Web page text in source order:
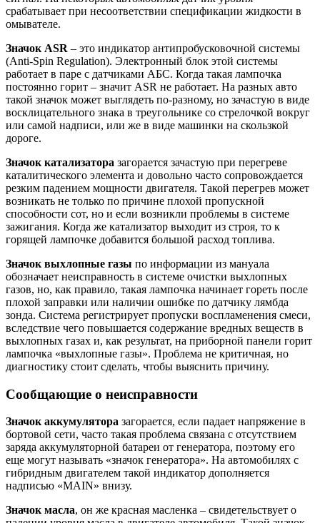
срабатывает при несоответствии спецификации жидкости в
омывателе.
Значок ASR – это индикатор антипробусковочной системы
(Anti-Spin Regulation). Электронный блок этой системы
работает в паре с датчиками АБС. Когда такая лампочка
постоянно горит – значит ASR не работает. На разных авто
такой значок может выглядеть по-разному, но зачастую в виде
восклицательного знака в треугольнике со стрелочкой вокруг
или самой надписи, или же в виде машинки на скользкой
дороге.
Значок катализатора загорается зачастую при перегреве
каталитического элемента и довольно часто сопровождается
резким падением мощности двигателя. Такой перегрев может
возникать не только по причине плохой пропускной
способности сот, но и если возникли проблемы в системе
зажигания. Когда же катализатор выходит из строя, то к
горящей лампочке добавится большой расход топлива.
Значок выхлопные газы по информации из мануала
обозначает неисправность в системе очистки выхлопных
газов, но, как правило, такая лампочка начинает гореть после
плохой заправки или наличии ошибке по датчику лямбда
зонда. Система регистрирует пропуски воспламенения смеси,
вследствие чего повышается содержание вредных веществ в
выхлопных газах и, как результат, на приборной панели горит
лампочка «выхлопные газы». Проблема не критичная, но
диагностику стоит сделать, чтобы выяснить причину.
Сообщающие о неисправности
Значок аккумулятора загорается, если падает напряжение в
бортовой сети, часто такая проблема связана с отсутствием
заряда аккумуляторной батареи от генератора, поэтому его
еще могут называть «значок генератора». На автомобилях с
гибридным двигателем такой индикатор дополняется
надписью «MAIN» внизу.
Значок масла, он же красная масленка – свидетельствует о